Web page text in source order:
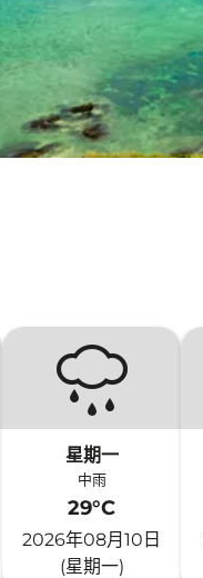
星期一
中雨
29°C
2026年08月10日
(星期一)